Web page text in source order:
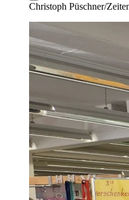
Christoph Püschner/